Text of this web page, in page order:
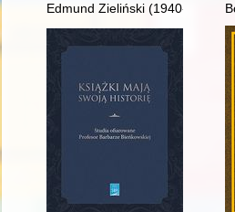
Edmund Zieliński (1940-2022) :